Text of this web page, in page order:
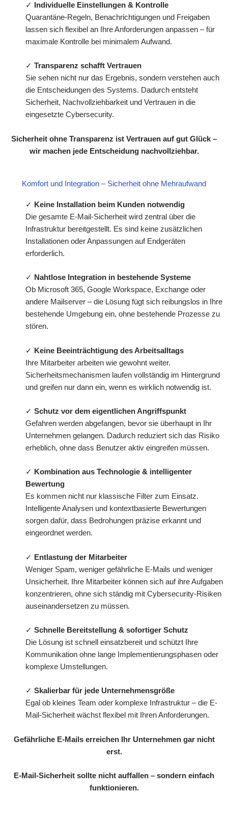
✓
Individuelle Einstellungen & Kontrolle
Quarantäne-Regeln, Benachrichtigungen und Freigaben
lassen sich flexibel an Ihre Anforderungen anpassen – für
maximale Kontrolle bei minimalem Aufwand.
✓ Transparenz schafft Vertrauen
Sie sehen nicht nur das Ergebnis, sondern verstehen auch
die Entscheidungen des Systems. Dadurch entsteht
Sicherheit, Nachvollziehbarkeit und Vertrauen in die
eingesetzte Cybersecurity.
Sicherheit ohne Transparenz ist Vertrauen auf gut Glück –
wir machen jede Entscheidung nachvollziehbar.
Komfort und Integration – Sicherheit ohne Mehraufwand
✓
Keine Installation beim Kunden notwendig
Die gesamte E-Mail-Sicherheit wird zentral über die
Infrastruktur bereitgestellt. Es sind keine zusätzlichen
Installationen oder Anpassungen auf Endgeräten
erforderlich.
✓ Nahtlose Integration in bestehende Systeme
Ob Microsoft 365, Google Workspace, Exchange oder
andere Mailserver – die Lösung fügt sich reibungslos in Ihre
bestehende Umgebung ein, ohne bestehende Prozesse zu
stören.
✓ Keine Beeinträchtigung des Arbeitsalltags
Ihre Mitarbeiter arbeiten wie gewohnt weiter.
Sicherheitsmechanismen laufen vollständig im Hintergrund
und greifen nur dann ein, wenn es wirklich notwendig ist.
✓ Schutz vor dem eigentlichen Angriffspunkt
Gefahren werden abgefangen, bevor sie überhaupt in Ihr
Unternehmen gelangen. Dadurch reduziert sich das Risiko
erheblich, ohne dass Benutzer aktiv eingreifen müssen.
✓
Kombination aus Technologie & intelligenter
Bewertung
Es kommen nicht nur klassische Filter zum Einsatz.
Intelligente Analysen und kontextbasierte Bewertungen
sorgen dafür, dass Bedrohungen präzise erkannt und
eingeordnet werden.
✓
Entlastung der Mitarbeiter
Weniger Spam, weniger gefährliche E-Mails und weniger
Unsicherheit. Ihre Mitarbeiter können sich auf ihre Aufgaben
konzentrieren, ohne sich ständig mit Cybersecurity-Risiken
auseinandersetzen zu müssen.
✓ Schnelle Bereitstellung & sofortiger Schutz
Die Lösung ist schnell einsatzbereit und schützt Ihre
Kommunikation ohne lange Implementierungsphasen oder
komplexe Umstellungen.
✓ Skalierbar für jede Unternehmensgröße
Egal ob kleines Team oder komplexe Infrastruktur – die E-
Mail-Sicherheit wächst flexibel mit Ihren Anforderungen.
Gefährliche E-Mails erreichen Ihr Unternehmen gar nicht
erst.
E-Mail-Sicherheit sollte nicht auffallen – sondern einfach
funktionieren.